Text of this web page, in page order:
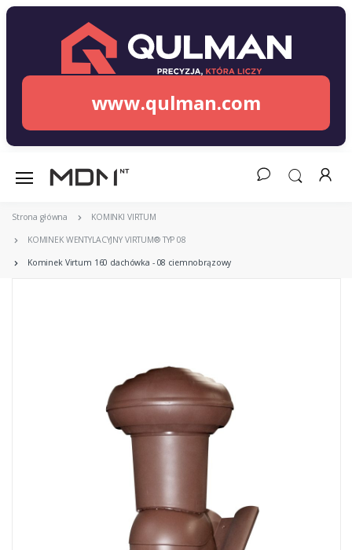
www.qulman.com
Strona główna KOMINKI VIRTUM
KOMINEK WENTYLACYJNY VIRTUM® TYP 08
Kominek Virtum 160 dachówka - 08 ciemnobrązowy